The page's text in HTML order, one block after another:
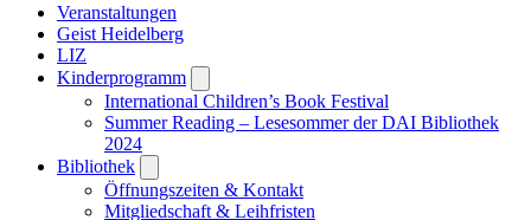
Veranstaltungen
Geist Heidelberg
LIZ
Kinderprogramm
submenu
International Children’s Book Festival
Summer Reading – Lesesommer der DAI Bibliothek
2024
Bibliothek
submenu
Öffnungszeiten & Kontakt
Mitgliedschaft & Leihfristen